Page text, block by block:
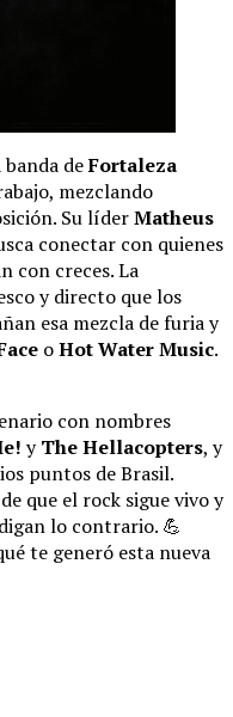
banda deFortaleza
mezclando
Su líderMatheus
conectar con quienes
con creces. La
y directo que los
esa mezcla de furia y
oHot Water Music.
con nombres
yThe Hellacopters, y
puntos de Brasil.
que el rock sigue vivo y
lo contrario. 💪
te generó esta nueva